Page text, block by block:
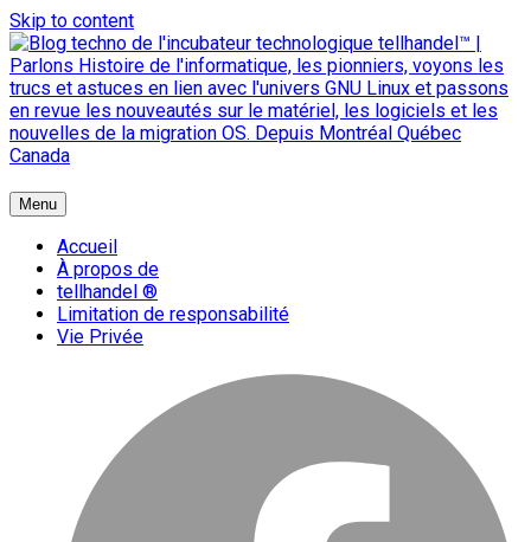
Skip to content
{ + }
blog technologique du hub | migration GNU Linux
Menu
Accueil
À propos de
tellhandel ®
Limitation de responsabilité
Vie Privée